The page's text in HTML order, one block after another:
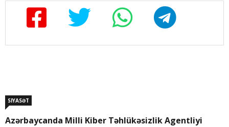
SIYASƏT
Azərbaycanda Milli Kiber Təhlükəsizlik Agentliyi